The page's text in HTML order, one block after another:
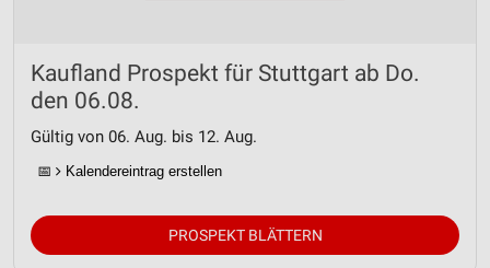
Kaufland Prospekt für Stuttgart ab Do.
den 06.08.
Gültig von 06. Aug. bis 12. Aug.
📅 Kalendereintrag erstellen
PROSPEKT BLÄTTERN